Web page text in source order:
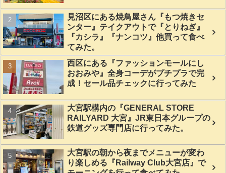
見沼区にある焼鳥屋さん『もつ焼きセ
ンター』テイクアウトで『とりねぎ』
『カシラ』『ナンコツ』他買って食べ
てみた。
西区にある『ファッションモールにし
おおみや』全身コーデがプチプラで完
成！セール品チェックに行ってみた
大宮駅構内の『GENERAL STORE
RAILYARD 大宮』JR東日本グループの
鉄道グッズ専門店に行ってみた。
大宮駅の朝から夜までメニューが変わ
り楽しめる『Railway Club大宮店』で